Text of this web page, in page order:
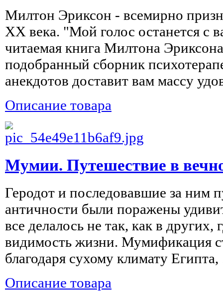
Милтон Эриксон - всемирно
XX века. "Мой голос останется с
читаемая книга Милтона
подобранный сборник
анекдотов доставит вам массу
Описание товара
Мумии. Путешествие в
Геродот и последовавшие за ним
античности были поражены
все делалось не так, как в
видимость жизни. Мумификация
благодаря сухому климату Египта,
Описание товара